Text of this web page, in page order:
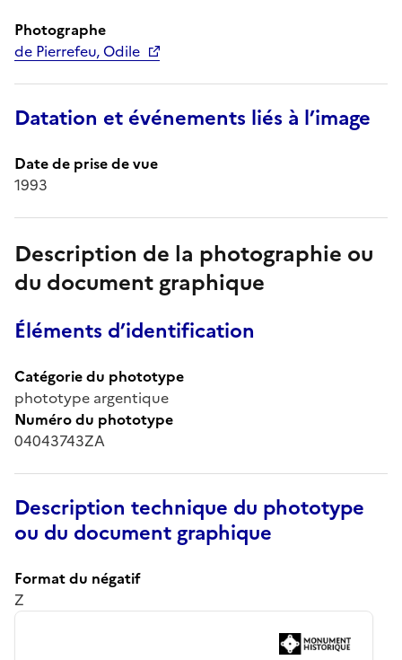
Photographe
de Pierrefeu, Odile
Datation et événements liés à l’image
Date de prise de vue
1993
Description de la photographie ou
du document graphique
Éléments d’identification
Catégorie du phototype
phototype argentique
Numéro du phototype
04043743ZA
Description technique du phototype
ou du document graphique
Format du négatif
Z